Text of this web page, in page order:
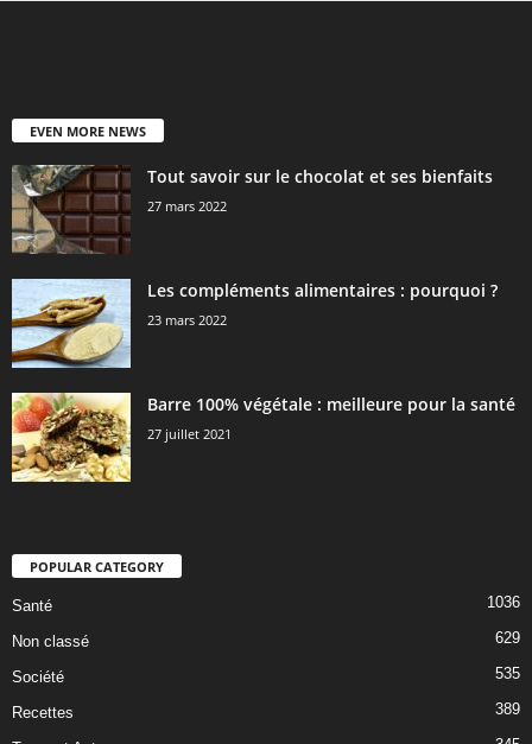
EVEN MORE NEWS
Tout savoir sur le chocolat et ses bienfaits
27 mars 2022
Les compléments alimentaires : pourquoi ?
23 mars 2022
Barre 100% végétale : meilleure pour la santé
27 juillet 2021
POPULAR CATEGORY
Santé 1036
Non classé 629
Société 535
Recettes 389